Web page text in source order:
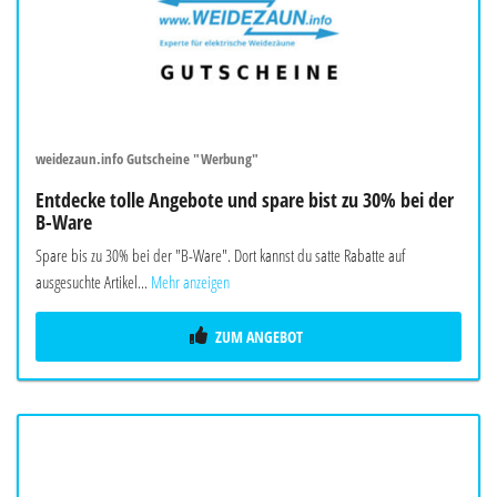
weidezaun.info Gutscheine "Werbung"
Entdecke tolle Angebote und spare bist zu 30% bei der
B-Ware
Spare bis zu 30% bei der "B-Ware". Dort kannst du satte Rabatte auf
ausgesuchte Artikel... Mehr anzeigen
ZUM ANGEBOT